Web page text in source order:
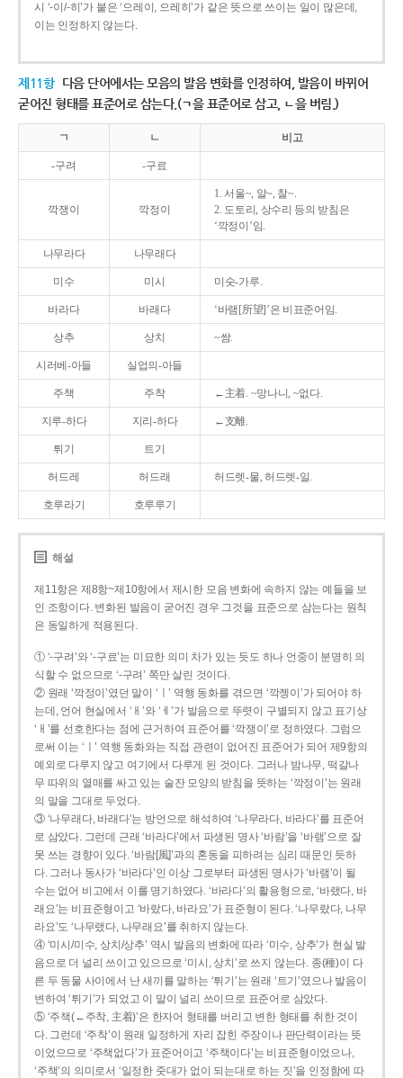
시 ‘-이/-히’가 붙은 ‘으레이, 으레히’가 같은 뜻으로 쓰이는 일이 많은데,
이는 인정하지 않는다.
제11항 다음 단어에서는 모음의 발음 변화를 인정하여, 발음이 바뀌어
굳어진 형태를 표준어로 삼는다.(ㄱ을 표준어로 삼고, ㄴ을 버림.)
ㄱ ㄴ 비고
-구려 -구료
깍쟁이 깍정이
1. 서울~, 알~, 찰~.
2. 도토리, 상수리 등의 받침은
‘깍정이’임.
나무라다 나무래다
미수 미시 미숫-가루.
바라다 바래다 ‘바램[所望]’은 비표준어임.
상추 상치 ~쌈.
시러베-아들 실업의-아들
주책 주착 ←主着. ~망나니, ~없다.
지루-하다 지리-하다 ←支離.
튀기 트기
허드레 허드래 허드렛-물, 허드렛-일.
호루라기 호루루기
해설
제11항은 제8항~제10항에서 제시한 모음 변화에 속하지 않는 예들을 보
인 조항이다. 변화된 발음이 굳어진 경우 그것을 표준으로 삼는다는 원칙
은 동일하게 적용된다.
① ‘-구려’와 ‘-구료’는 미묘한 의미 차가 있는 듯도 하나 언중이 분명히 의
식할 수 없으므로 ‘-구려’ 쪽만 살린 것이다.
② 원래 ‘깍정이’였던 말이 ‘ㅣ’ 역행 동화를 겪으면 ‘깍젱이’가 되어야 하
는데, 언어 현실에서 ‘ㅐ’와 ‘ㅔ’가 발음으로 뚜렷이 구별되지 않고 표기상
‘ㅐ’를 선호한다는 점에 근거하여 표준어를 ‘깍쟁이’로 정하였다. 그럼으
로써 이는 ‘ㅣ’ 역행 동화와는 직접 관련이 없어진 표준어가 되어 제9항의
예외로 다루지 않고 여기에서 다루게 된 것이다. 그러나 밤나무, 떡갈나
무 따위의 열매를 싸고 있는 술잔 모양의 받침을 뜻하는 ‘깍정이’는 원래
의 말을 그대로 두었다.
③ ‘나무래다, 바래다’는 방언으로 해석하여 ‘나무라다, 바라다’를 표준어
로 삼았다. 그런데 근래 ‘바라다’에서 파생된 명사 ‘바람’을 ‘바램’으로 잘
못 쓰는 경향이 있다. ‘바람[風]’과의 혼동을 피하려는 심리 때문인 듯하
다. 그러나 동사가 ‘바라다’인 이상 그로부터 파생된 명사가 ‘바램’이 될
수는 없어 비고에서 이를 명기하였다. ‘바라다’의 활용형으로, ‘바랬다, 바
래요’는 비표준형이고 ‘바랐다, 바라요’가 표준형이 된다. ‘나무랐다, 나무
라요’도 ‘나무랬다, 나무래요’를 취하지 않는다.
④ ‘미시/미수, 상치/상추’ 역시 발음의 변화에 따라 ‘미수, 상추’가 현실 발
음으로 더 널리 쓰이고 있으므로 ‘미시, 상치’로 쓰지 않는다. 종(種)이 다
른 두 동물 사이에서 난 새끼를 말하는 ‘튀기’는 원래 ‘트기’였으나 발음이
변하여 ‘튀기’가 되었고 이 말이 널리 쓰이므로 표준어로 삼았다.
⑤ ‘주책(←주착, 主着)’은 한자어 형태를 버리고 변한 형태를 취한 것이
다. 그런데 ‘주착’이 원래 일정하게 자리 잡힌 주장이나 판단력이라는 뜻
이었으므로 ‘주책없다’가 표준어이고 ‘주책이다’는 비표준형이었으나,
‘주책’의 의미로서 ‘일정한 줏대가 없이 되는대로 하는 짓’을 인정함에 따